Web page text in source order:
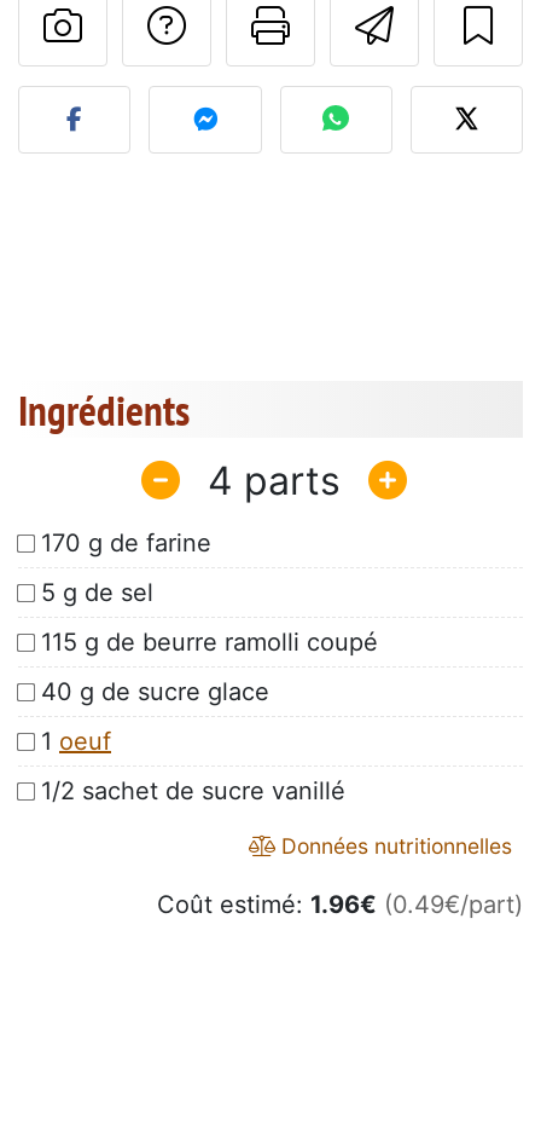
Imprimer
Poser une
Publier votre photo de
Ingrédients
4
170 g de farine
5 g de sel
115 g de beurre ramolli coupé
40 g de sucre glace
1 oeuf
1/2 sachet de sucre vanillé
Données nutritionnelles
Coût estimé: 1.96€ (0.49€/part)